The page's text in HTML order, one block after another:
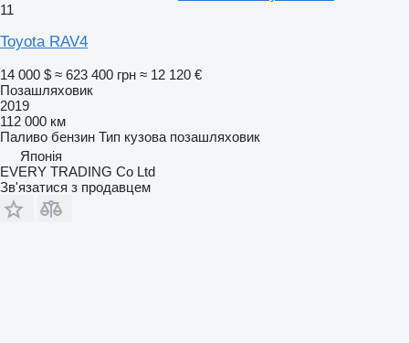
11
Toyota RAV4
14 000 $ ≈ 623 400 грн ≈ 12 120 €
Позашляховик
2019
112 000 км
Паливо бензин Тип кузова позашляховик
Японія
EVERY TRADING Co Ltd
Зв'язатися з продавцем